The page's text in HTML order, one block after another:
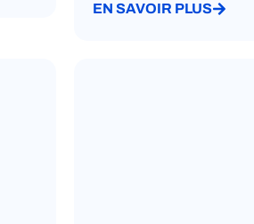
EN SAVOIR PLUS